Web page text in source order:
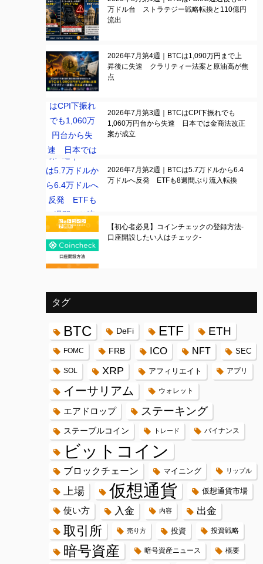
万ドル台 ストラテジー戦略転換と110億円
流出
2026年7月第4週｜BTCは1,090万円まで上
昇後に失速 クラリティー法案と原油高が焦
点
2026年7月第3週｜BTCはCPI下振れでも
1,060万円台から失速 日本では金商法改正
案が成立
2026年7月第2週｜BTCは5.7万ドルから6.4
万ドルへ反発 ETFも8週間ぶり流入転換
【初心者必見】コインチェックの登録方法-
口座開設したい人はチェック-
タグ
BTC DeFi ETF ETH
FOMC FRB ICO NFT SEC
SOL XRP アフィリエイト アプリ
イーサリアム ウォレット
エアドロップ ステーキング
ステーブルコイン トレード バイナンス
ビットコイン
ブロックチェーン マイニング リップル
上場 仮想通貨 仮想通貨市場
使い方 入金 内容 出金
取引所 売り方 投資 投資戦略
暗号資産 暗号資産ニュース 概要